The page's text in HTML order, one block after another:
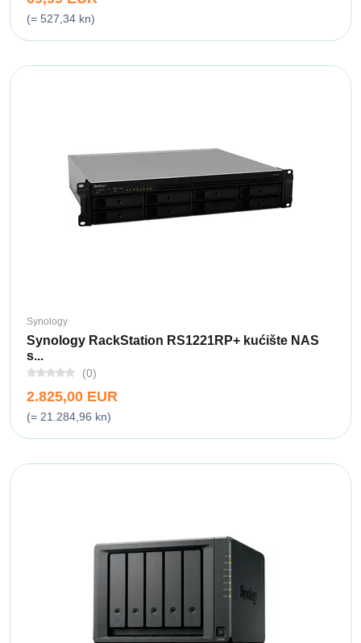
(= 527,34 kn)
Synology
Synology RackStation RS1221RP+ kućište NAS
s...
(0)
2.825,00 EUR
(= 21.284,96 kn)